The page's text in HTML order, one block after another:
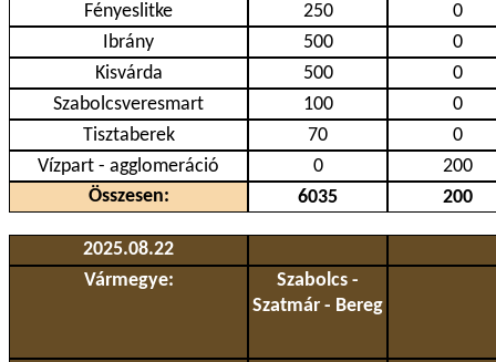
Fényeslitke
250
0
Ibrány
500
0
Kisvárda
500
0
Szabolcsveresmart
100
0
Tisztaberek
70
0
Vízpart - agglomeráció
0
200
Összesen:
6035 200
2025.08.22
Vármegye:
Szabolcs -
Szatmár - Bereg